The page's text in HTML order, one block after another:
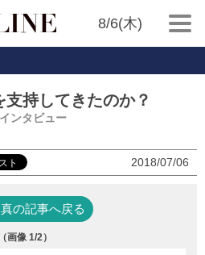
8/6(木)
支持してきたのか？
ンタビュー
2018/07/06
の記事へ戻る
（画像 1/2）